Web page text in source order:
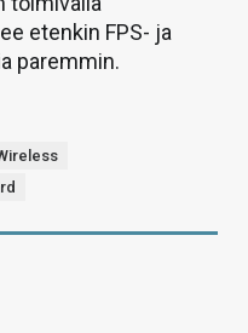
etenkin FPS- ja
paremmin.